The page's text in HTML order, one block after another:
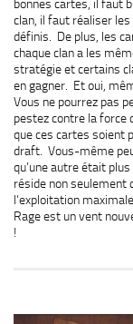
bonnes cartes, il faut
clan, il faut réaliser
définis. De plus, les
chaque clan a les
stratégie et certains
en gagner. Et oui,
Vous ne pourrez pas
pestez contre la force
que ces cartes soient
draft. Vous-même
qu’une autre était
réside non seulement
l’exploitation
Rage est un vent
!